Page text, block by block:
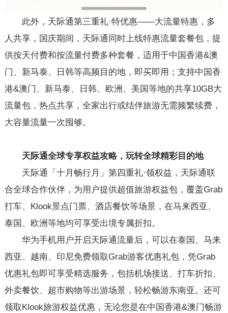
此外，天际通第三重礼·特优惠——大流量特惠，多
人共享，国庆期间，天际通同时上线特惠流量套餐包，提
供按天付费和按流量付费多种套餐，适用于中国香港&澳
门、新马泰、日韩等高频目的地，即买即用；支持中国香
港&澳门、新马泰、日韩、欧洲、美国等地的共享10GB大
流量包，热点共享，全家出行或结伴旅游无需频繁续费，
大容量流量一次囤够。
天际通全球专享权益攻略，玩转全球精彩目的地
天际通「十月畅行月」第四重礼·领权益，天际通联
合全球合作伙伴，为用户提供超值旅游权益包，覆盖Grab
打车、Klook景点门票、酒店餐饮等场景，在马来西亚、
泰国、欧洲等地均可享受出境专属折扣。
华为手机用户开启天际通流量后，可以在泰国、马来
西亚、越南、印尼免费领取Grab游客优惠礼包，凭Grab
优惠礼包即可享受精选服务，包括机场接送、打车折扣、
外卖餐饮、超市购物等出游场景，轻松畅游东南亚。还可
领取Klook旅游权益优惠，无论您是在中国香港&澳门畅游